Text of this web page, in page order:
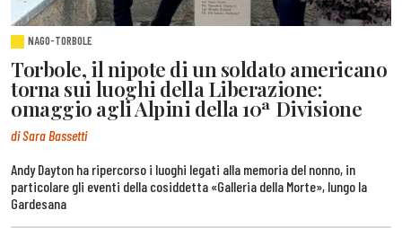
NAGO-TORBOLE
Torbole, il nipote di un soldato americano
torna sui luoghi della Liberazione:
omaggio agli Alpini della 10ª Divisione
di Sara Bassetti
Andy Dayton ha ripercorso i luoghi legati alla memoria del nonno, in
particolare gli eventi della cosiddetta «Galleria della Morte», lungo la
Gardesana